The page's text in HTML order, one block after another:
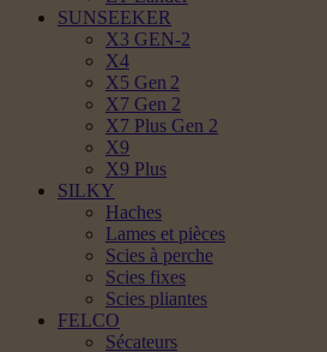
SUNSEEKER
X3 GEN-2
X4
X5 Gen 2
X7 Gen 2
X7 Plus Gen 2
X9
X9 Plus
SILKY
Haches
Lames et pièces
Scies à perche
Scies fixes
Scies pliantes
FELCO
Sécateurs